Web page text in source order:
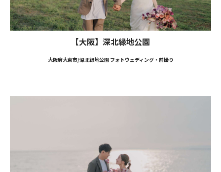
【大阪】深北緑地公園
大阪府大東市/深北緑地公園 フォトウェディング・前撮り